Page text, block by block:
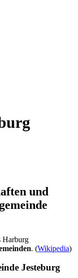
und
Harburg
. (Wikipedia)
Jesteburg